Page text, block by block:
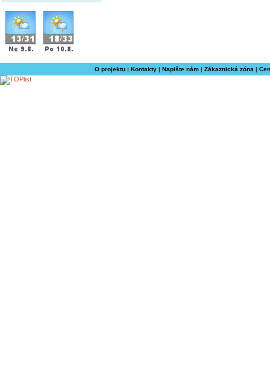
O projektu| Kontakty| Napište nám| Zákaznická zóna |